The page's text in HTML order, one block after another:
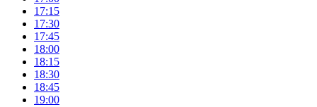
17:15
17:30
17:45
18:00
18:15
18:30
18:45
19:00